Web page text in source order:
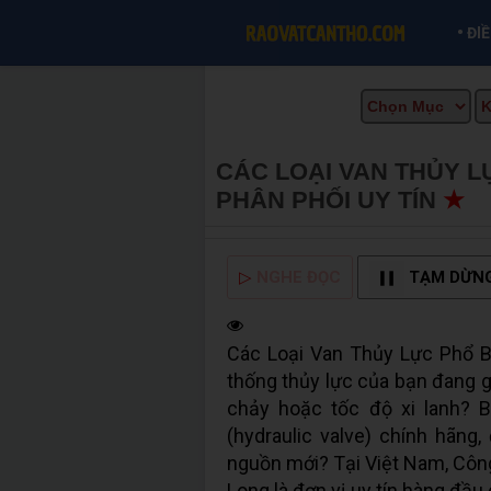
•
CÁC LOẠI VAN THỦY
PHÂN PHỐI UY TÍN ★
▷ TẠM
Các Loại Van Thủy Lực Phổ
thống thủy lực của bạn đang
chảy hoặc tốc độ xi lanh?
(hydraulic valve) chính
nguồn mới? Tại Việt Nam,